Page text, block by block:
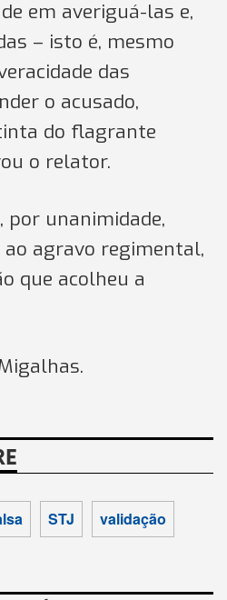
em averiguá-las e,
– isto é, mesmo
das
o acusado,
do flagrante
o relator.
por unanimidade,
agravo regimental,
que acolheu a
STJ validação